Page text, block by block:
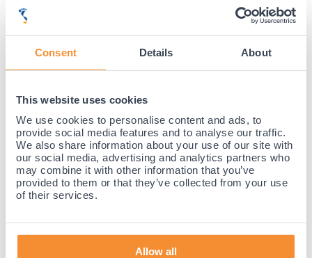
Consent Details About
This website uses cookies
We use cookies to personalise content and ads, to
provide social media features and to analyse our traffic.
We also share information about your use of our site with
our social media, advertising and analytics partners who
may combine it with other information that you’ve
provided to them or that they’ve collected from your use
of their services.
Allow all
Achteraf betalen mogelijk! Nergens goedkoper!